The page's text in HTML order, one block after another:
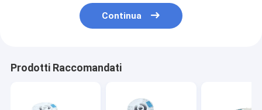
filtro di rame rotondo smaltato
Filati di rame isolati con smalto
Continua
Prodotti Raccomandati